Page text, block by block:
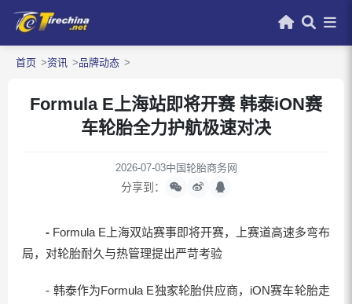
首页 资讯 品牌动态
Formula E上海站即将开赛 韩泰iON赛
车轮胎全力护航极速对决
2026-07-03中国轮胎商务网
分享到：
- Formula E上海双站赛事即将开赛，上赛道高速多弯布
局，对轮胎耐久与热管理提出严苛考验
- 韩泰作为Formula E独家轮胎供应商，iON赛车轮胎走